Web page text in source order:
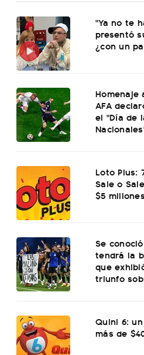
"Ya no te
presentó
¿con un
Homenaje
AFA
el "Día de
Loto Plus:
Sale o
$5
Se
tendrá la
que
triunfo
Quini 6:
más de